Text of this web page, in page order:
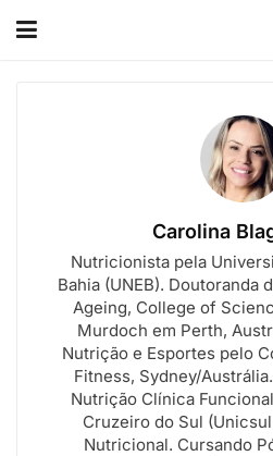
Carolina
Nutricionista pela
Bahia (UNEB). Doutoranda
Ageing, College of
Murdoch em Perth,
Nutrição e Esportes pelo
Fitness, Sydney/
Nutrição Clínica
Cruzeiro do Sul
Nutricional. Cursando